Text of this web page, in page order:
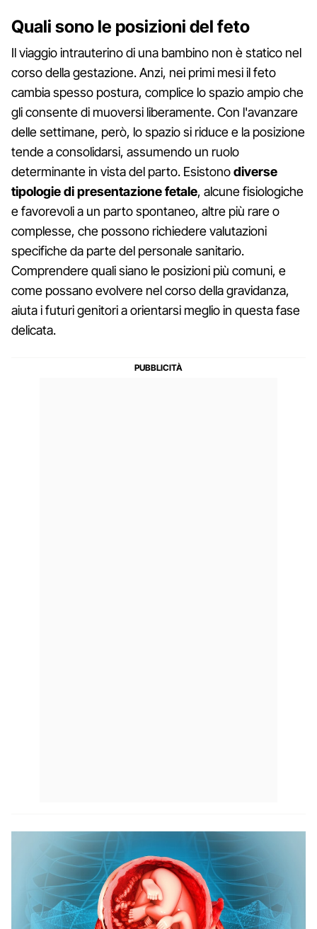
Quali sono le posizioni del feto
Il viaggio intrauterino di una bambino non è statico nel
corso della gestazione. Anzi, nei primi mesi il feto
cambia spesso postura, complice lo spazio ampio che
gli consente di muoversi liberamente. Con l'avanzare
delle settimane, però, lo spazio si riduce e la posizione
tende a consolidarsi, assumendo un ruolo
determinante in vista del parto. Esistonodiverse
tipologie di presentazione fetale, alcune fisiologiche
e favorevoli a un parto spontaneo, altre più rare o
complesse, che possono richiedere valutazioni
specifiche da parte del personale sanitario.
Comprendere quali siano le posizioni più comuni, e
come possano evolvere nel corso della gravidanza,
aiuta i futuri genitori a orientarsi meglio in questa fase
delicata.